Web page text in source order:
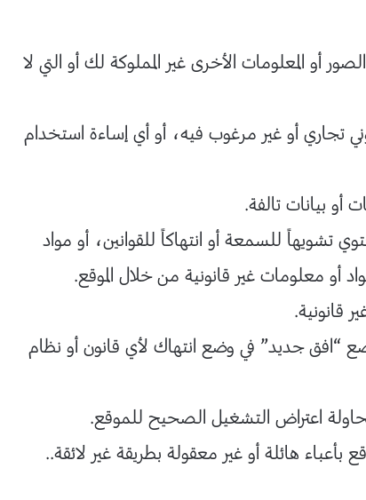
أو المعلومات الأخرى غير المملوكة لك أو التي لا
تجاري أو غير مرغوب فيه، أو أي إساءة استخدام
أو بيانات تالفة.
تشويهاً للسمعة أو انتهاكاً للقوانين، أو مواد
أو معلومات غير قانونية من خلال الموقع.
قانونية.
“افق جديد” في وضع انتهاك لأي قانون أو نظام
اعتراض التشغيل الصحيح للموقع.
بأعباء هائلة أو غير معقولة بطريقة غير لائقة..